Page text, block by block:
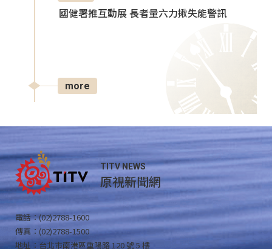
國健署推互動展 長者量六力揪失能警訊
more
TITV NEWS
原視新聞網
電話：(02)2788-1600
傳真：(02)2788-1500
地址：台北市南港區重陽路 120 號 5 樓